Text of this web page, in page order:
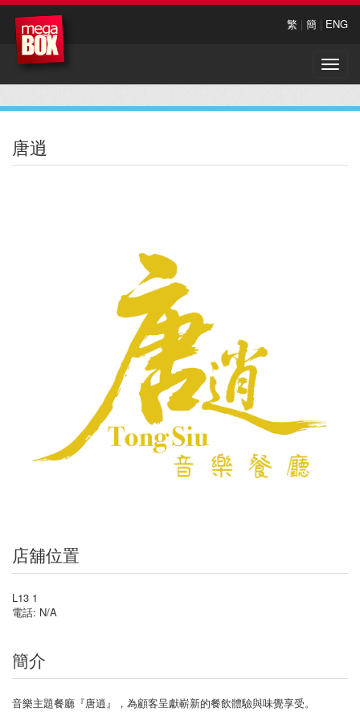
繁 | 簡 | ENG
Toggle
唐逍
店舖位置
L13 1
電話: N/A
簡介
音樂主題餐廳『唐逍』，為顧客呈獻嶄新的餐飲體驗與味覺享受。